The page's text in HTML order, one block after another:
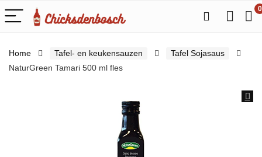
0
Home Tafel- en keukensauzen
Tafel Sojasaus
NaturGreen Tamari 500 ml fles